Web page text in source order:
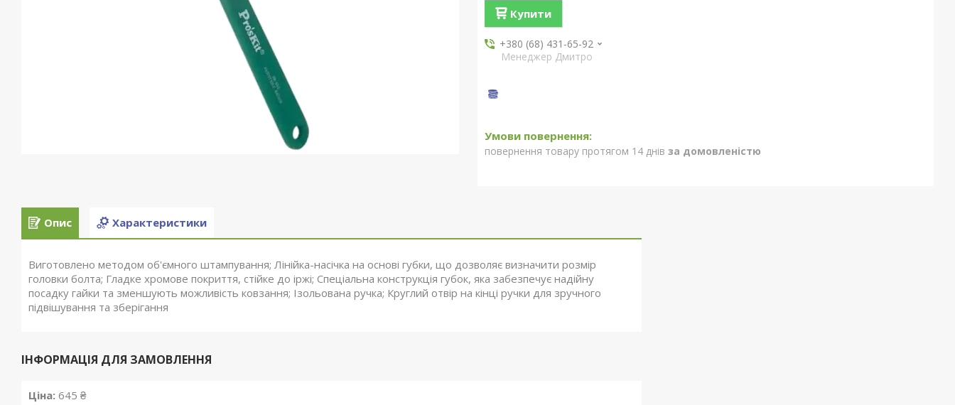
Купити
+380 (68) 431-65-92
Менеджер Дмитро
повернення товару протягом 14 днів за домовленістю
Опис Характеристики
Виготовлено методом об'ємного штампування; Лінійка-насічка на основі губки, що дозволяє визначити розмір
головки болта; Гладке хромове покриття, стійке до іржі; Спеціальна конструкція губок, яка забезпечує надійну
посадку гайки та зменшують можливість ковзання; Ізольована ручка; Круглий отвір на кінці ручки для зручного
підвішування та зберігання
ІНФОРМАЦІЯ ДЛЯ ЗАМОВЛЕННЯ
Ціна: 645 ₴